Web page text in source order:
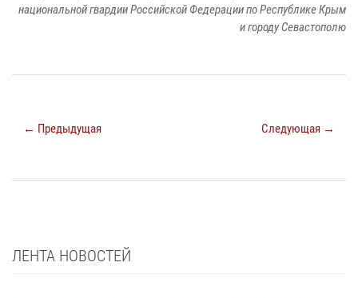
национальной гвардии Российской Федерации по Республике Крым
и городу Севастополю
← Предыдущая Следующая →
ЛЕНТА НОВОСТЕЙ